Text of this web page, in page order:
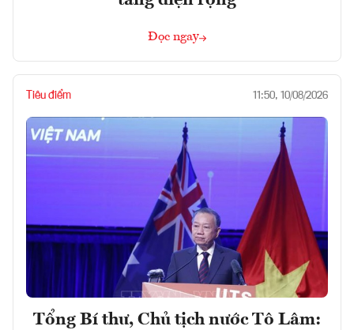
Đọc ngay
Tiêu điểm 11:50, 10/08/2026
Tổng Bí thư, Chủ tịch nước Tô Lâm: